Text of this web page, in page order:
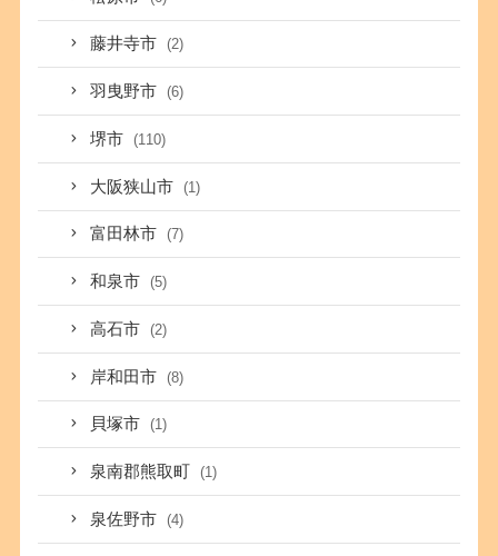
藤井寺市 (2)
羽曳野市 (6)
堺市 (110)
大阪狭山市 (1)
富田林市 (7)
和泉市 (5)
高石市 (2)
岸和田市 (8)
貝塚市 (1)
泉南郡熊取町 (1)
泉佐野市 (4)